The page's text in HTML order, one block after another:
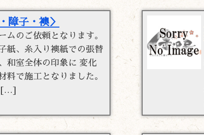
障子・襖＞
ムのご依頼となります。
紙、糸入り襖紙での張替
和室全体の印象に 変化
料で施工となりました。
[…]